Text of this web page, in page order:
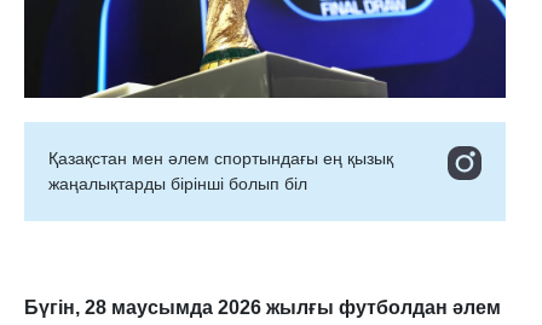
Қазақстан мен әлем спортындағы ең қызық
жаңалықтарды бірінші болып біл
Бүгін, 28 маусымда 2026 жылғы футболдан әлем